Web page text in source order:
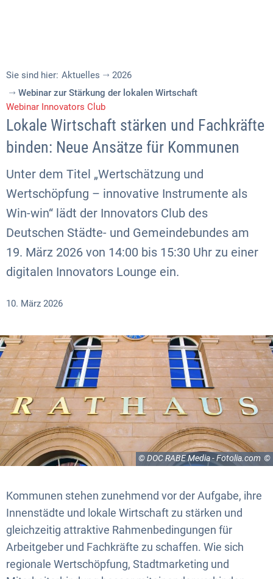
Sie sind hier: Aktuelles
2026
Webinar zur Stärkung der lokalen Wirtschaft
Webinar Innovators Club
Lokale Wirtschaft stärken und Fachkräfte
binden: Neue Ansätze für Kommunen
Unter dem Titel „Wertschätzung und
Wertschöpfung – innovative Instrumente als
Win-win“ lädt der Innovators Club des
Deutschen Städte- und Gemeindebundes am
19. März 2026 von 14:00 bis 15:30 Uhr zu einer
digitalen Innovators Lounge ein.
10. März 2026
© DOC RABE Media - Fotolia.com
Kommunen stehen zunehmend vor der Aufgabe, ihre
Innenstädte und lokale Wirtschaft zu stärken und
gleichzeitig attraktive Rahmenbedingungen für
Arbeitgeber und Fachkräfte zu schaffen. Wie sich
regionale Wertschöpfung, Stadtmarketing und